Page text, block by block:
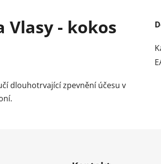
Vlasy - kokos
dlouhotrvající zpevnění účesu v